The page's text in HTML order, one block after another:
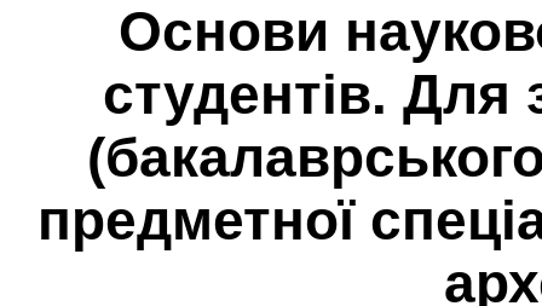
Основи
студентів. Для
предметної